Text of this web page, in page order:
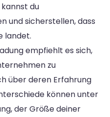
du
und sicherstellen, dass
landet.
empfiehlt es sich,
zu
über deren Erfahrung
können unter
der Größe deiner